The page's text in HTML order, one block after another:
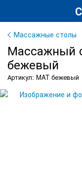
Массажные столы
Массажный
бежевый
Артикул: MAT бежевый